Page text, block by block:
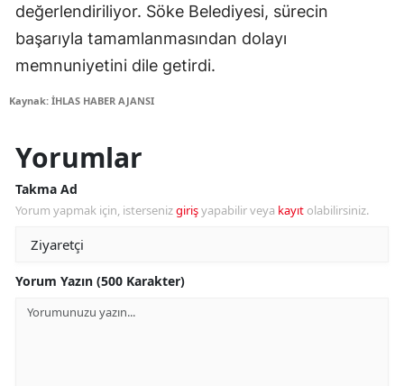
değerlendiriliyor. Söke Belediyesi, sürecin
başarıyla tamamlanmasından dolayı
memnuniyetini dile getirdi.
Kaynak: İHLAS HABER AJANSI
Yorumlar
Takma Ad
Yorum yapmak için, istersenizgirişyapabilir veya kayıt olabilirsiniz.
Yorum Yazın (500 Karakter)